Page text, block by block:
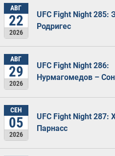
АВГ
22
2026
UFC Fight Night 285:
Родригес
АВГ
29
2026
UFC Fight Night 286:
Нурмагомедов –
СЕН
05
2026
UFC Fight Night 287:
Парнасс